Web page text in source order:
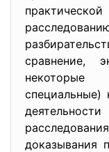
сравнение,
специальные)
доказывания